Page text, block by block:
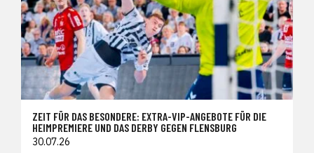
ZEIT FÜR DAS BESONDERE: EXTRA-VIP-ANGEBOTE FÜR DIE
HEIMPREMIERE UND DAS DERBY GEGEN FLENSBURG
30.07.26